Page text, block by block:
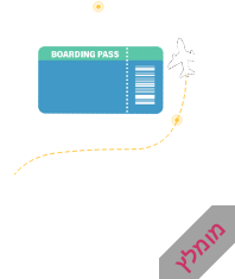
הדרכה מקצועית
לחצו פה!
מומלץ